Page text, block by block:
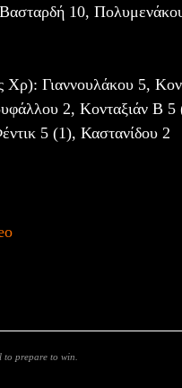
10,
Χρ): Γιαννουλάκου 5,
2, Κονταξιάν Β 5
5 (1), Καστανίδου 2
prepare to win.